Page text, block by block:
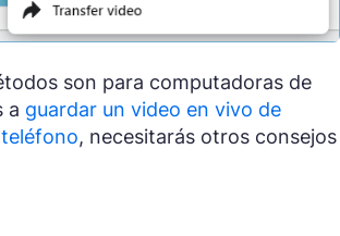
son para computadoras de
a guardar un video en vivo de
, necesitarás otros consejos